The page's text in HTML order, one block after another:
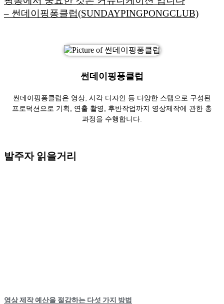
– 썬데이핑퐁클럽(SUNDAYPINGPONGCLUB)
썬데이핑퐁클럽
썬데이핑퐁클럽은 영상, 시각 디자인 등 다양한 스텝으로 구성된
프로덕션으로 기획, 연출 촬영, 후반작업까지 영상제작에 관한 총
과정을 수행합니다.
발주자 읽을거리
영상 제작 예산을 절감하는 다섯 가지 방법